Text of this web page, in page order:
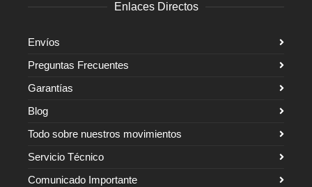
Enlaces Directos
Envíos
Preguntas Frecuentes
Garantías
Blog
Todo sobre nuestros movimientos
Servicio Técnico
Comunicado Importante